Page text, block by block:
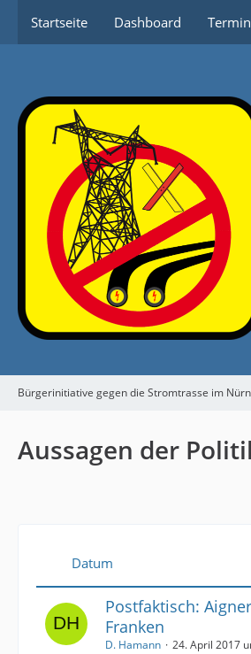
Startseite Dashboard
Bürgerinitiative gegen die Stromtrasse im
Aussagen der
Datum
Postfaktisch:
Franken
D. Hamann 24. April 2017